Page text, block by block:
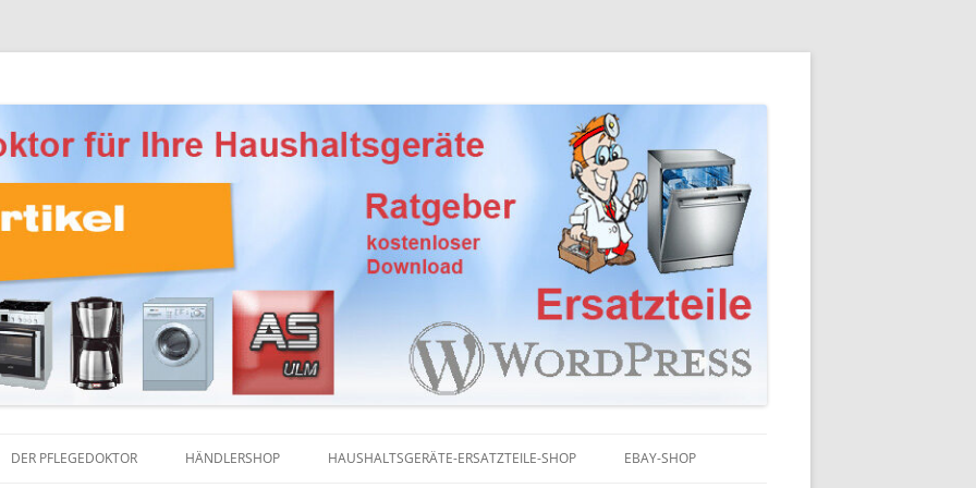
Haushaltsgeräte
DER PFLEGEDOKTOR HÄNDLERSHOP HAUSHALTSGERÄTE-ERSATZTEILE-SHOP EBAY-SHOP